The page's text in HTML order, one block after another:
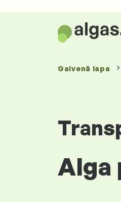
Galvenā lapa
Alga